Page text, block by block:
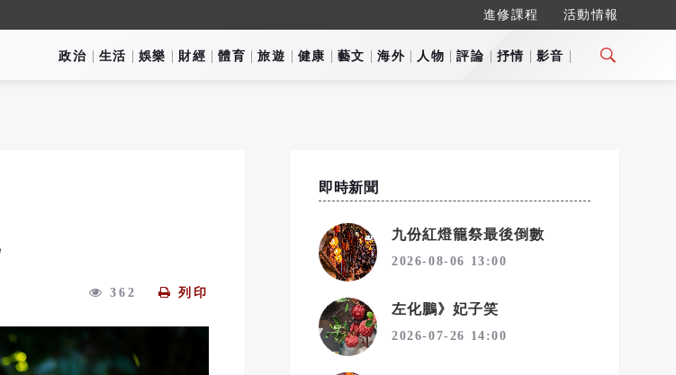
進修課程 活動情報
政治 生活 娛樂 財經 體育 旅遊 健康 藝文 海外 人物 評論 抒情 影音
362 列印
即時新聞
九份紅燈籠祭最後倒數
2026-08-06 13:00
左化鵬》妃子笑
2026-07-26 14:00